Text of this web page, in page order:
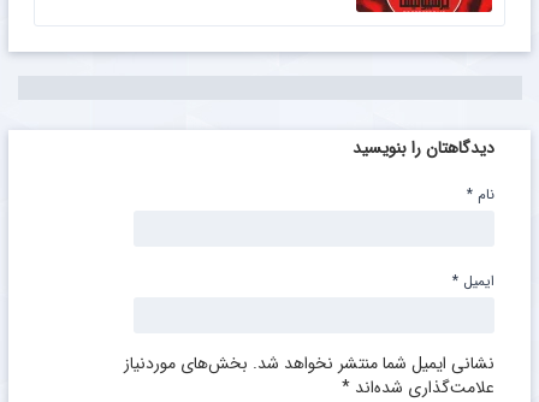
دیدگاهتان را بنویسید
نشانی ایمیل شما منتشر نخواهد شد. بخش‌های موردنیاز
علامت‌گذاری شده‌اند *
نام *
ایمیل *